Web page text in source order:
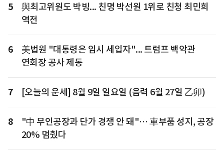
5
與최고위원도 박빙... 친명 박선원 1위로 친청 최민희
역전
6
美법원 "대통령은 임시 세입자"... 트럼프 백악관
연회장 공사 제동
7 [오늘의 운세] 8월 9일 일요일 (음력 6월 27일 乙卯)
8
"中 무인공장과 단가 경쟁 안 돼"… 車부품 성지, 공장
20% 멈췄다